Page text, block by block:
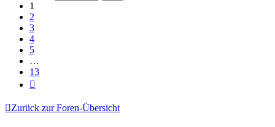
1
2
3
4
5
…
13
Zurück zur Foren-Übersicht